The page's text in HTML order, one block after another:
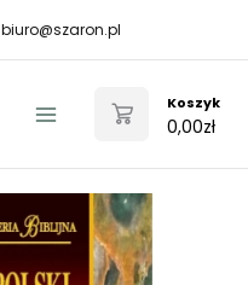
biuro@szaron.pl
Menu
Koszyk
0,00zł